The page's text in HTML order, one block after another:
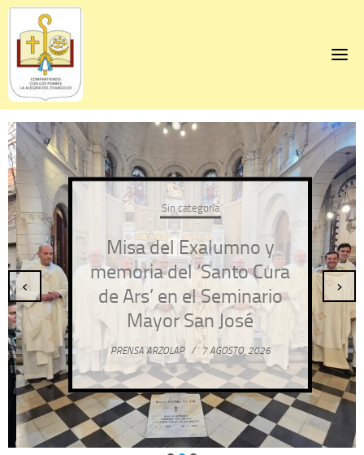
Skip
content
Sin categoría
Misa del Exalumno y
memoria del ‘Santo Cura
de Ars’ en el Seminario
Mayor San José
PRENSA ARZOLAP / 7 AGOSTO, 2026
‹ ›